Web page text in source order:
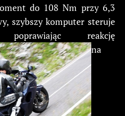
do 108 Nm przy 6,3
szybszy komputer steruje
reakcję
na